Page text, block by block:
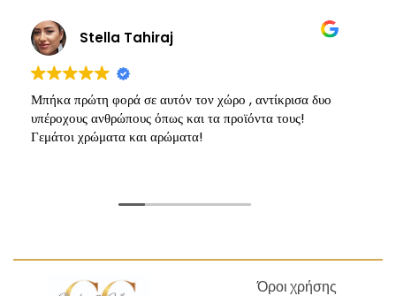
Stella Tahiraj
Μπήκα πρώτη φορά σε αυτόν τον χώρο , αντίκρισα δυο
υπέροχους ανθρώπους όπως και τα προϊόντα τους!
Γεμάτοι χρώματα και αρώματα!
Όροι χρήσης